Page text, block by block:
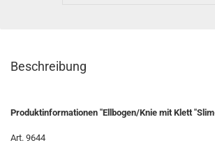
Beschreibung
Produktinformationen "Ellbogen/Knie mit Klett
Art. 9644